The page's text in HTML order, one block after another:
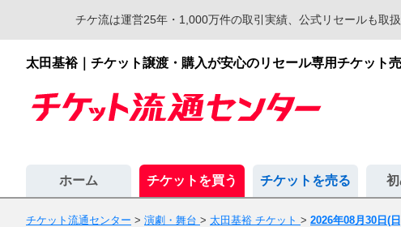
チケ流は運営25年・1,000万件の取引実績、公式リセールも取
太田基裕｜チケット譲渡・購入が安心のリセール専用チケット
ホーム チケットを買う チケットを売る
チケット流通センター > 演劇・舞台 > 太田基裕 チケット > 2026年08月30日(